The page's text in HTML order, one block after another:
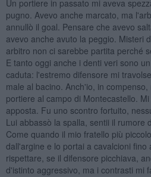
Un portiere in passato mi aveva
pugno. Avevo anche marcato, ma
annullò il goal. Pensare che avevo
avevo anche avuto la peggio. Misteri
arbitro non ci sarebbe partita perché
E tanto oggi anche i denti veri sono
caduta: l'estremo difensore mi
male al bacino. Anch'io, in
portiere al campo di Montecastello.
apposta. Fu uno scontro fortuito,
Lui abbassò la spalla, sentii il rumore
Come quando il mio fratello più
dall'argine e lo portai a cavalcioni fino
rispettare, se il difensore picchiava,
d'istinto aggressivo, ma i contrasti mi